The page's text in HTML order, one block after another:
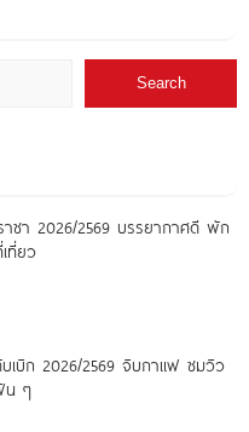
Search
ชา 2026/2569 บรรยากาศดี พัก
ที่ยว
เบิก 2026/2569 จิบกาแฟ ชมวิว
น ๆ